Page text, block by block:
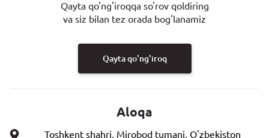
Qayta qo'ng'iroqqa so'rov qoldiring
va siz bilan tez orada bog'lanamiz
Qayta qo'ng'iroq
Aloqa
Toshkent shahri, Mirobod tumani, O'zbekiston